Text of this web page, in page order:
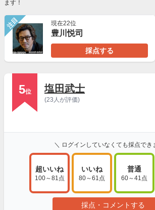
ます！
注目 現在22位
豊川悦司
採点する
5位 塩田武士
(23人が評価)
＼ ログインしていなくても採点でき
超いいね
100～81点
いいね
80～61点
普通
60～41点
採点・コメントする